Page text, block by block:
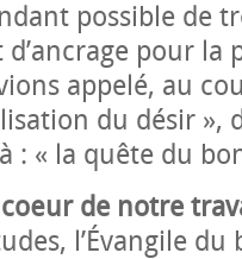
possible de
pour la
appelé, au
du désir »,
: « la quête du
de notre
l’Évangile